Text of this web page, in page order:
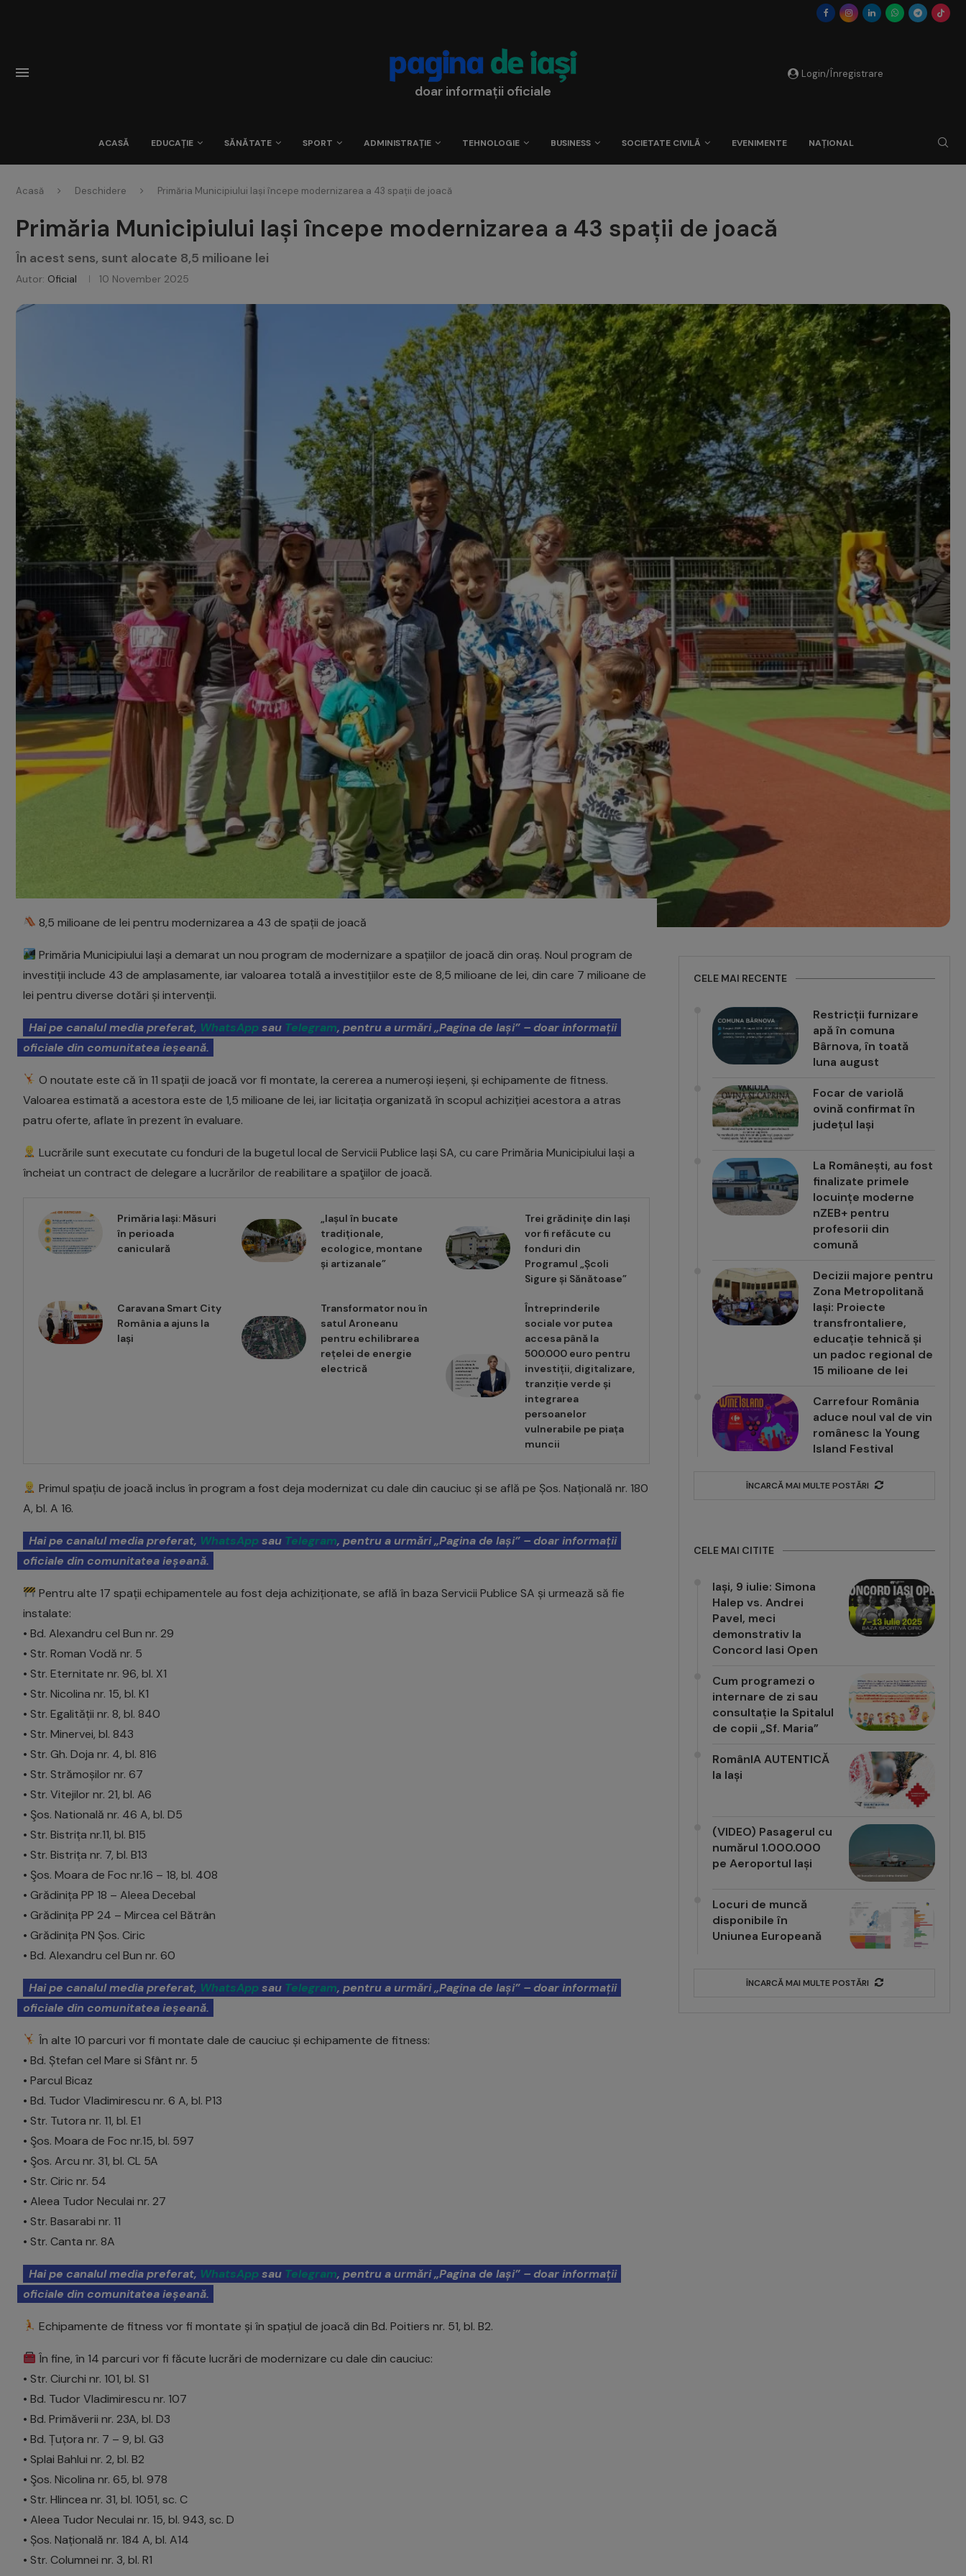
doar informații oficiale
Login/Înregistrare
ACASĂ EDUCAȚIE SĂNĂTATE SPORT ADMINISTRAȚIE TEHNOLOGIE BUSINESS SOCIETATE CIVILĂ EVENIMENTE NAȚIONAL
Acasă Deschidere Primăria Municipiului Iași începe modernizarea a 43 spații de joacă
Primăria Municipiului Iași începe modernizarea a 43 spații de joacă
În acest sens, sunt alocate 8,5 milioane lei
Autor: Oficial 10 November 2025
8,5 milioane de lei pentru modernizarea a 43 de spații de joacă
Primăria Municipiului Iași a demarat un nou program de modernizare a spațiilor de joacă din oraș. Noul program de
investiții include 43 de amplasamente, iar valoarea totală a investițiilor este de 8,5 milioane de lei, din care 7 milioane de
lei pentru diverse dotări și intervenții.
Hai pe canalul media preferat, WhatsAppsau Telegram, pentru a urmări „Pagina de Iași” – doar informații
oficiale din comunitatea ieșeană.
O noutate este că în 11 spații de joacă vor fi montate, la cererea a numeroși ieșeni, și echipamente de fitness.
Valoarea estimată a acestora este de 1,5 milioane de lei, iar licitația organizată în scopul achiziției acestora a atras
patru oferte, aflate în prezent în evaluare.
Lucrările sunt executate cu fonduri de la bugetul local de Servicii Publice Iași SA, cu care Primăria Municipiului Iași a
încheiat un contract de delegare a lucrărilor de reabilitare a spaţiilor de joacă.
Primăria Iași: Măsuri
în perioada
caniculară
„Iașul în bucate
tradiționale,
ecologice, montane
și artizanale”
Trei grădinițe din Iași
vor fi refăcute cu
fonduri din
Programul „Școli
Sigure și Sănătoase”
Caravana Smart City
România a ajuns la
Iași
Transformator nou în
satul Aroneanu
pentru echilibrarea
rețelei de energie
electrică
Întreprinderile
sociale vor putea
accesa până la
500.000 euro pentru
investiții, digitalizare,
tranziție verde și
integrarea
persoanelor
vulnerabile pe piața
muncii
Primul spațiu de joacă inclus în program a fost deja modernizat cu dale din cauciuc și se află pe Șos. Națională nr. 180
A, bl. A 16.
Hai pe canalul media preferat, WhatsAppsau Telegram, pentru a urmări „Pagina de Iași” – doar informații
oficiale din comunitatea ieșeană.
Pentru alte 17 spații echipamentele au fost deja achiziționate, se află în baza Servicii Publice SA și urmează să fie
instalate:
• Bd. Alexandru cel Bun nr. 29
• Str. Roman Vodă nr. 5
• Str. Eternitate nr. 96, bl. X1
• Str. Nicolina nr. 15, bl. K1
• Str. Egalității nr. 8, bl. 840
• Str. Minervei, bl. 843
• Str. Gh. Doja nr. 4, bl. 816
• Str. Strămoșilor nr. 67
• Str. Vitejilor nr. 21, bl. A6
• Şos. Natională nr. 46 A, bl. D5
• Str. Bistrița nr.11, bl. B15
• Str. Bistrița nr. 7, bl. B13
• Şos. Moara de Foc nr.16 – 18, bl. 408
• Grădinița PP 18 – Aleea Decebal
• Grădinița PP 24 – Mircea cel Bătrân
• Grădinița PN Șos. Ciric
• Bd. Alexandru cel Bun nr. 60
Hai pe canalul media preferat, WhatsAppsau Telegram, pentru a urmări „Pagina de Iași” – doar informații
oficiale din comunitatea ieșeană.
În alte 10 parcuri vor fi montate dale de cauciuc și echipamente de fitness:
• Bd. Ștefan cel Mare si Sfânt nr. 5
• Parcul Bicaz
• Bd. Tudor Vladimirescu nr. 6 A, bl. P13
• Str. Tutora nr. 11, bl. E1
• Şos. Moara de Foc nr.15, bl. 597
• Şos. Arcu nr. 31, bl. CL 5A
• Str. Ciric nr. 54
• Aleea Tudor Neculai nr. 27
• Str. Basarabi nr. 11
• Str. Canta nr. 8A
Hai pe canalul media preferat, WhatsAppsau Telegram, pentru a urmări „Pagina de Iași” – doar informații
oficiale din comunitatea ieșeană.
Echipamente de fitness vor fi montate și în spațiul de joacă din Bd. Poitiers nr. 51, bl. B2.
În fine, în 14 parcuri vor fi făcute lucrări de modernizare cu dale din cauciuc:
• Str. Ciurchi nr. 101, bl. S1
• Bd. Tudor Vladimirescu nr. 107
• Bd. Primăverii nr. 23A, bl. D3
• Bd. Țuțora nr. 7 – 9, bl. G3
• Splai Bahlui nr. 2, bl. B2
• Şos. Nicolina nr. 65, bl. 978
• Str. Hlincea nr. 31, bl. 1051, sc. C
• Aleea Tudor Neculai nr. 15, bl. 943, sc. D
• Șos. Națională nr. 184 A, bl. A14
• Str. Columnei nr. 3, bl. R1
CELE MAI RECENTE
Restricții furnizare
apă în comuna
Bârnova, în toată
luna august
Focar de variolă
ovină confirmat în
județul Iași
La Românești, au fost
finalizate primele
locuințe moderne
nZEB+ pentru
profesorii din
comună
Decizii majore pentru
Zona Metropolitană
Iași: Proiecte
transfrontaliere,
educație tehnică și
un padoc regional de
15 milioane de lei
Carrefour România
aduce noul val de vin
românesc la Young
Island Festival
ÎNCARCĂ MAI MULTE POSTĂRI
CELE MAI CITITE
Iași, 9 iulie: Simona
Halep vs. Andrei
Pavel, meci
demonstrativ la
Concord Iasi Open
Cum programezi o
internare de zi sau
consultație la Spitalul
de copii „Sf. Maria”
RomânIA AUTENTICĂ
la Iași
(VIDEO) Pasagerul cu
numărul 1.000.000
pe Aeroportul Iași
Locuri de muncă
disponibile în
Uniunea Europeană
ÎNCARCĂ MAI MULTE POSTĂRI